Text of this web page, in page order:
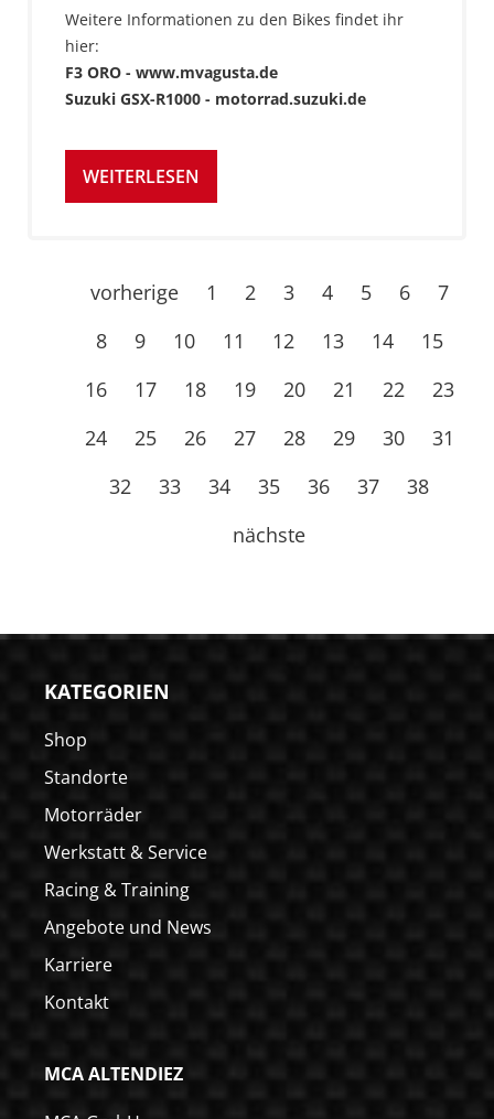
Weitere Informationen zu den Bikes findet ihr
hier:
F3 ORO - www.mvagusta.de
Suzuki GSX-R1000 - motorrad.suzuki.de
WEITERLESEN
vorherige 1 2 3 4 5 6
7
8
9 10 11 12 13 14
15
16
17 18 19 20 21 22
23
24
25 26 27 28 29 30
31
32
33 34 35 36 37
38
nächste
KATEGORIEN
Shop
Standorte
Motorräder
Werkstatt & Service
Racing & Training
Angebote und News
Karriere
Kontakt
MCA ALTENDIEZ